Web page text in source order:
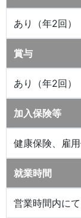
あり（年2回）
賞与
あり（年2回）
加入保険等
健康保険、雇
就業時間
営業時間内に